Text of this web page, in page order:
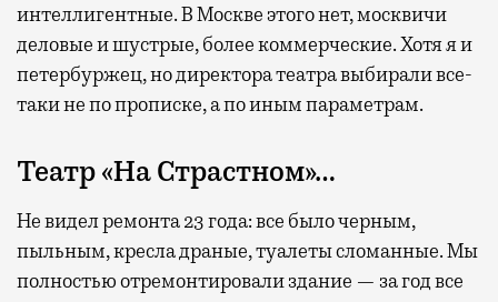
интеллигентные. В Москве этого нет, москвичи
деловые и шустрые, более коммерческие. Хотя я и
петербуржец, но директора театра выбирали все-
таки не по прописке, а по иным параметрам.
Театр «На Страстном»…
Не видел ремонта 23 года: все было черным,
пыльным, кресла драные, туалеты сломанные. Мы
полностью отремонтировали здание — за год все